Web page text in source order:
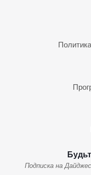
Подписка на